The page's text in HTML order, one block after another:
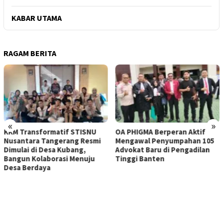
KABAR UTAMA
RAGAM BERITA
« »
OA PHIGMA Berperan Aktif
Mengawal Penyumpahan 105
Advokat Baru di Pengadilan
Tinggi Banten
DPD LPK RI DKI Jakarta
Audiensi dengan Ketua Umum
LPK RI Bahas Penguatan
Sinergi Perlindungan